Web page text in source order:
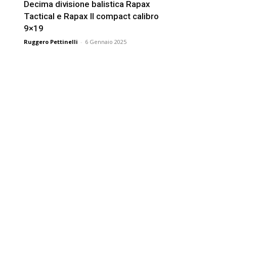
Decima divisione balistica Rapax
Tactical e Rapax II compact calibro
9×19
Ruggero Pettinelli - 6 Gennaio 2025